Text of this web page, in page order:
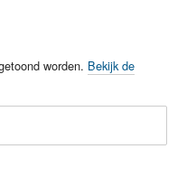
worden. Bekijk de